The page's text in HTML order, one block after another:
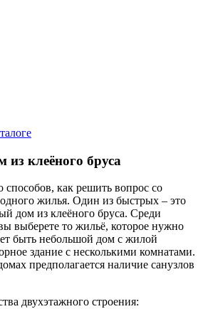
клеёного бруса
способов, как решить вопрос со
жилья. Один из быстрых ‒ это
дом из клеёного бруса. Среди
выберете то жильё, которое нужно
быть небольшой дом с жилой
здание с несколькими комнатами.
предполагается наличие санузлов
двухэтажного строения: